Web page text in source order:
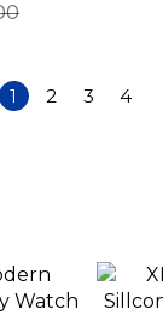
能錶帶
1 2 3 4